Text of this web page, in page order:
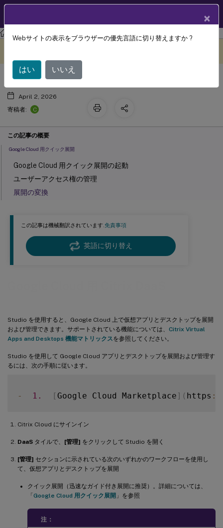
Citrix DaaS
この記事は機械翻訳されています.免責事項
英語に切り替え
Studio を使用すると、Google Cloud 上で仮想アプリとデスクトップを展開
および管理できます。サポートされている機能については、 Citrix Virtual
Apps and Desktops 機能マトリックスを参照してください。
Studio を使用して Google Cloud アプリとデスクトップを展開および管理す
るには、次の手順に従います。
- 1. [ Google Cloud Marketplace ] ( https :
Citrix Cloud にサインイン
DaaS タイルで、 [管理] をクリックして Studio を開く
[管理] セクションに示されている次のいずれかのワークフローを使用し
て、仮想アプリとデスクトップを展開
クイック展開（迅速なガイド付き展開に推奨）。詳細については、
「Google Cloud 用クイック展開 」を参照
注：
Google Cloud 用 Citrix DaaS™
April 2, 2026
寄稿者:
C
この記事の概要
Google Cloud 用クイック展開
Google Cloud 用クイック展開の起動
ユーザーアクセス権の管理
展開の変換
×
Webサイトの表示をブラウザーの優先言語に切り替えますか ?
はい いいえ